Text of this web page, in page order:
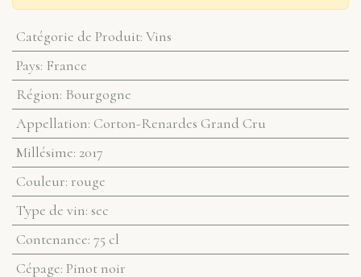
Catégorie de Produit: Vins
Pays: France
Région: Bourgogne
Appellation: Corton-Renardes Grand Cru
Millésime: 2017
Couleur: rouge
Type de vin: sec
Contenance: 75 cl
Cépage: Pinot noir